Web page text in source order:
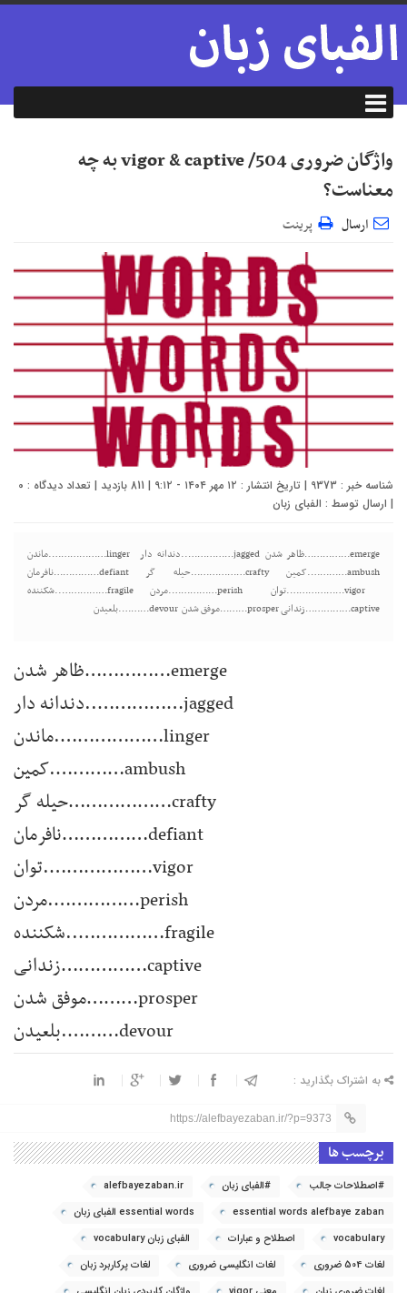
واژگان ضروری 504/ vigor & captive به چه
معناست؟
ارسال پرینت
شناسه خبر : 9373 | تاریخ انتشار : ۱۲ مهر ۱۴۰۴ - ۹:۱۲ | 811 بازدید | تعداد دیدگاه :
0
| ارسال توسط : الفبای زبان
emerge……………ظاهر شدن jagged……………..دندانه دار linger……………….ماندن
ambush………….کمین crafty………………حیله گر defiant……………نافرمان
vigor……………….توان perish…………….مردن fragile……………..شکننده
captive……………زندانی prosper………موفق شدن devour……….بلعیدن
emerge……………ظاهر شدن
jagged……………..دندانه دار
ambush………….کمین
crafty………………حیله گر
defiant……………نافرمان
captive……………زندانی
prosper………موفق شدن
به اشتراک بگذارید :
https://alefbayezaban.ir/?p=9373
برچسب ها
#اصطلاحات جالب #الفبای زبان
alefbayezaban.ir
essential words alefbaye zaban
essential words الفبای زبان
vocabulary
اصطلاح و عبارات
الفبای زبان vocabulary
لغات 504 ضروری
لغات انگلیسی ضروری
لغات پرکاربرد زبان